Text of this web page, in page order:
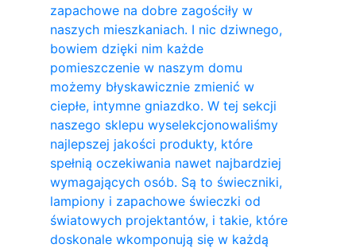
zapachowe na dobre zagościły w
naszych mieszkaniach. I nic dziwnego,
bowiem dzięki nim każde
pomieszczenie w naszym domu
możemy błyskawicznie zmienić w
ciepłe, intymne gniazdko. W tej sekcji
naszego sklepu wyselekcjonowaliśmy
najlepszej jakości produkty, które
spełnią oczekiwania nawet najbardziej
wymagających osób. Są to świeczniki,
lampiony i zapachowe świeczki od
światowych projektantów, i takie, które
doskonale wkomponują się w każdą